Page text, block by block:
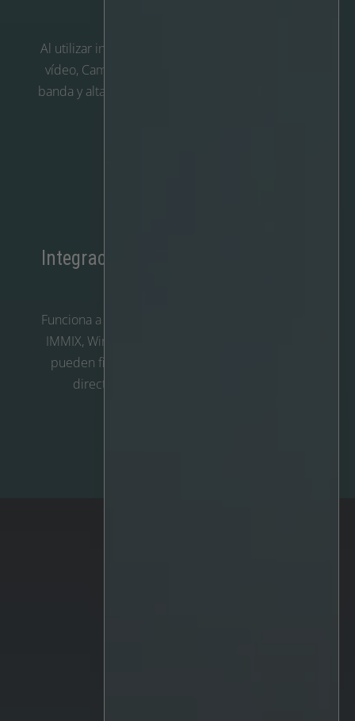
Al utilizar instantáneas en lugar de secuencias de
vídeo, Camera Filter mantiene bajo el ancho de
banda y alta la eficiencia, incluso en redes 3G/4G.
Integración de correo electrónico o
Funciona a la perfección con Milestone XProtect,
IMMIX, WinGuard, NX Witness, etc. Los eventos
pueden filtrarse a través de Alarm Manager o
directamente por correo electrónico.